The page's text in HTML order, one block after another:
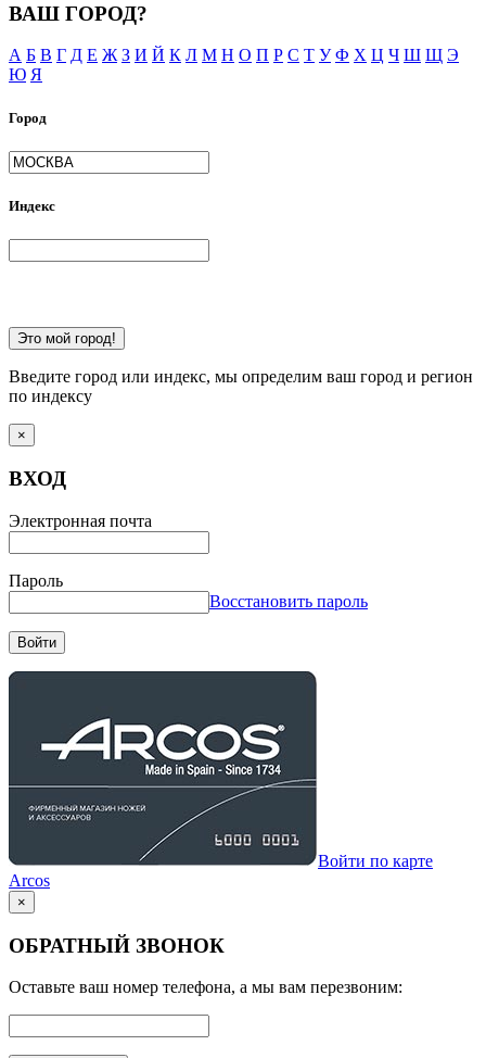
ВАШ ГОРОД?
А Б В Г Д Е Ж З И Й К Л М Н О П Р С Т У Ф Х Ц Ч Ш Щ Э
Ю Я
Город
Индекс
Это мой город!
Введите город или индекс, мы определим ваш город и регион
по индексу
×
ВХОД
Электронная почта
Пароль
Восстановить пароль
Войти
Войти по карте
Arcos
×
ОБРАТНЫЙ ЗВОНОК
Оставьте ваш номер телефона, а мы вам перезвоним: